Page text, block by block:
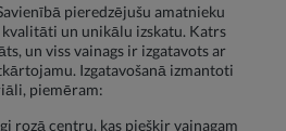
pieredzējušu amatnieku
un unikālu izskatu. Katrs
un viss vainags ir izgatavots ar
Izgatavošanā izmantoti
piemēram:
rozā centru, kas piešķir vainagam